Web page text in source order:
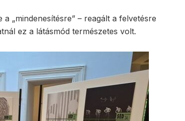
„mindenesítésre” – reagált a felvetésre
ez a látásmód természetes volt.